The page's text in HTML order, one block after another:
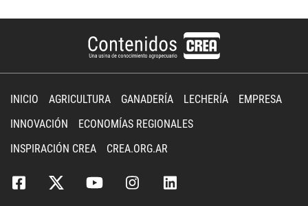
INICIO AGRICULTURA GANADERÍA LECHERÍA
EMPRESA
INNOVACIÓN
ECONOMÍAS REGIONALES
INSPIRACIÓN CREA
CREA.ORG.AR